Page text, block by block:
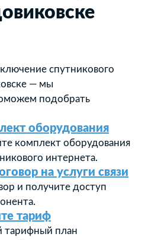
спутникового
— мы
подобрать
оборудования
комплект оборудования
интернета.
на услуги связи
и получите доступ
тариф
тарифный план